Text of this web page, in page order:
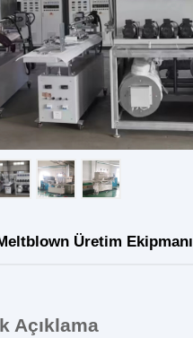
Üretim Ekipmanı
Açıklama